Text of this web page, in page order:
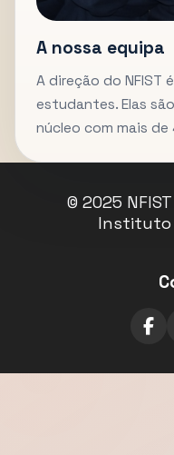
A nossa equipa
A direção do NFIST
estudantes. Elas
núcleo com mais
© 2025
Instituto